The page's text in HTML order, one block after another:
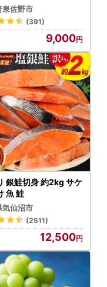
泉佐野市
(391)
9,000
鮭切身 約2kg サケ
魚 鮭
気仙沼市
(2511)
12,500